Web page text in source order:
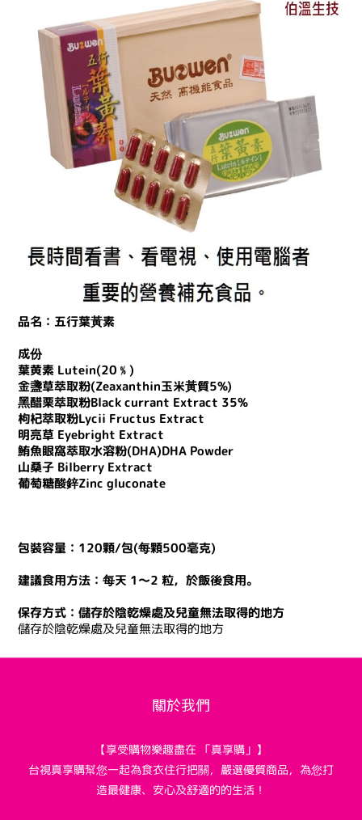
品名：五行葉黃素
成份
葉黄素 Lutein(20﹪)
金盞草萃取粉(Zeaxanthin玉米黃質5%)
黑醋栗萃取粉Black currant Extract 35%
枸杞萃取粉Lycii Fructus Extract
明亮草 Eyebright Extract
鮪魚眼窩萃取水溶粉(DHA)DHA Powder
山桑子 Bilberry Extract
葡萄糖酸鋅Zinc gluconate
包裝容量：120顆/包(每顆500毫克)
建議食用方法：每天 1～2 粒，於飯後食用。
保存方式：儲存於陰乾燥處及兒童無法取得的地方
儲存於陰乾燥處及兒童無法取得的地方
關於我們
【享受購物樂趣盡在 「真享購」】
台視真享購幫您一起為食衣住行把關，嚴選優質商品，為您打
造最健康、安心及舒適的的生活！